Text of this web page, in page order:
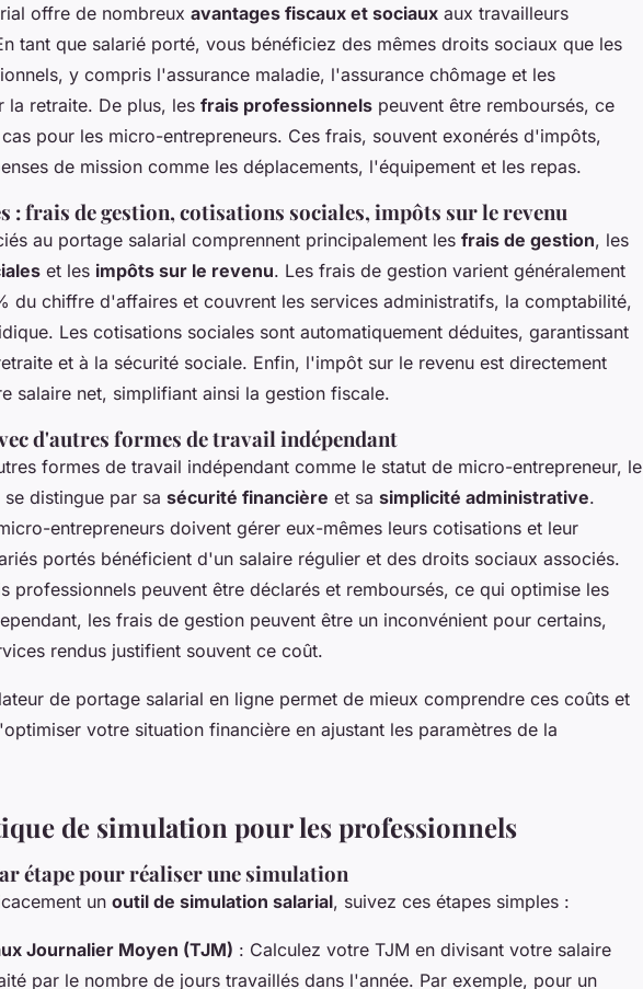
offre de nombreux avantages fiscaux et sociaux aux travailleurs
tant que salarié porté, vous bénéficiez des mêmes droits sociaux que les
y compris l'assurance maladie, l'assurance chômage et les
la retraite. De plus, les frais professionnels peuvent être remboursés, ce
pour les micro-entrepreneurs. Ces frais, souvent exonérés d'impôts,
de mission comme les déplacements, l'équipement et les repas.
: frais de gestion, cotisations sociales, impôts sur le revenu
au portage salarial comprennent principalement les frais de gestion, les
et les impôts sur le revenu. Les frais de gestion varient généralement
du chiffre d'affaires et couvrent les services administratifs, la comptabilité,
Les cotisations sociales sont automatiquement déduites, garantissant
et à la sécurité sociale. Enfin, l'impôt sur le revenu est directement
salaire net, simplifiant ainsi la gestion fiscale.
d'autres formes de travail indépendant
formes de travail indépendant comme le statut de micro-entrepreneur, le
distingue par sa sécurité financière et sa simplicité administrative.
entrepreneurs doivent gérer eux-mêmes leurs cotisations et leur
portés bénéficient d'un salaire régulier et des droits sociaux associés.
professionnels peuvent être déclarés et remboursés, ce qui optimise les
les frais de gestion peuvent être un inconvénient pour certains,
rendus justifient souvent ce coût.
de portage salarial en ligne permet de mieux comprendre ces coûts et
votre situation financière en ajustant les paramètres de la
de simulation pour les professionnels
étape pour réaliser une simulation
un outil de simulation salarial, suivez ces étapes simples :
Journalier Moyen (TJM) : Calculez votre TJM en divisant votre salaire
par le nombre de jours travaillés dans l'année. Par exemple, pour un